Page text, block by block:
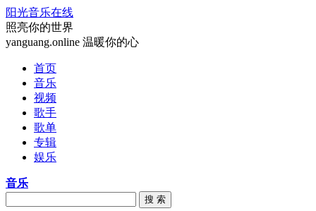
阳光音乐在线
照亮你的世界
yanguang.online 温暖你的心
首页
音乐
视频
歌手
歌单
专辑
娱乐
音乐
搜 索